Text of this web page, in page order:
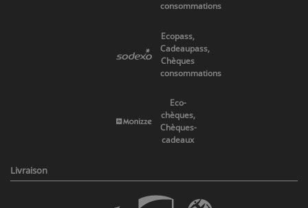
consommations
Ecopass,
Cadeaupass,
Chèques
consommations
Eco-
chèques,
Chèques-
cadeaux
Livraison